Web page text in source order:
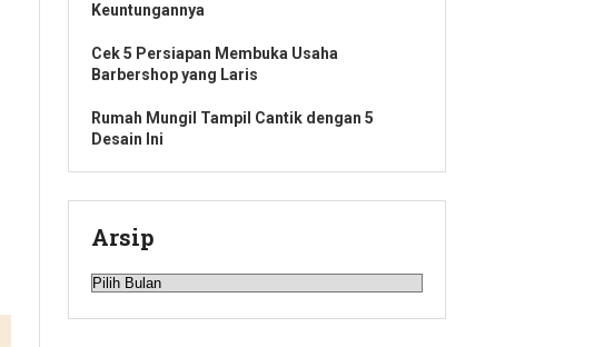
Keuntungannya
Cek 5 Persiapan Membuka Usaha
Barbershop yang Laris
Rumah Mungil Tampil Cantik dengan 5
Desain Ini
Arsip
Arsip